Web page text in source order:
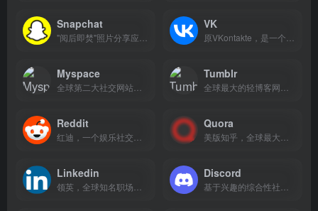
Snapchat
"阅后即焚"照片分享应用平台
VK
原VKontakte，是一个俄罗斯社交平台
Myspace
全球第二大社交网站服务网站
Tumblr
全球最大的轻博客网站，也是轻博客网站的始祖。
Reddit
红迪，一个娱乐社交及新闻网站，类似天涯+贴吧
Quora
美版知乎，全球最大的知识问管社区
Linkedin
领英，全球知名职场社交平台
Discord
基于兴趣的综合性社交媒体平台